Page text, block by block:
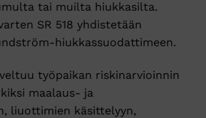
tai muilta hiukkasilta.
SR 518 yhdistetään
hiukkassuodattimeen.
työpaikan riskinarvioinnin
maalaus- ja
liuottimien käsittelyyn,